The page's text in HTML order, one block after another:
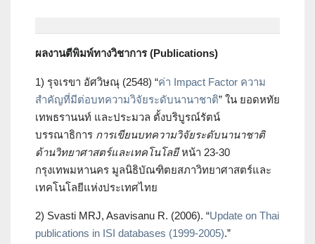
ผลงานตีพิมพ์ทางวิชาการ (Publications)
1) รุจเรขา อัศวิษณุ (2548) “ค่า Impact Factor ความ
สำคัญที่มีต่อบทความวิจัยระดับนานาชาติ” ใน ยอดหทัย
เทพธรานนท์ และประมวล ตั้งบริบูรณ์รัตน์
บรรณาธิการ การเขียนบทความวิจัยระดับนานาชาติ
ด้านวิทยาศาสตร์และเทคโนโลยีหน้า 23-30
กรุงเทพมหานคร มูลนิธิบัณฑิตยสภาวิทยาศาสตร์และ
เทคโนโลยีแห่งประเทศไทย
2) Svasti MRJ, Asavisanu R. (2006). “Update on Thai
publications in ISI databases (1999-2005).”